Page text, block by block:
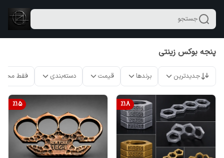
جستجو
پنجه بوکس زینتی
جدیدترین برندها قیمت دسته‌بندی فقط
%18
%15